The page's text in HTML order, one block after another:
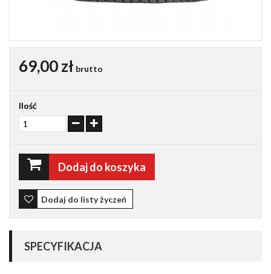
69,00 zł brutto
Ilość
Dodaj do koszyka
Dodaj do listy życzeń
SPECYFIKACJA